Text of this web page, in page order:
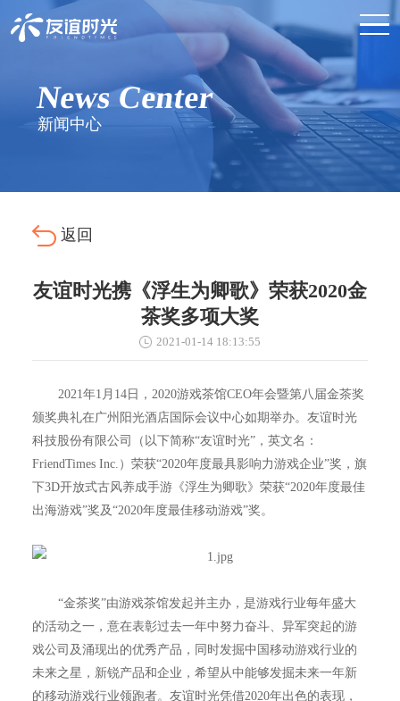
News Center
新闻中心
返回
友谊时光携《浮生为卿歌》荣获2020金
茶奖多项大奖
2021-01-14 18:13:55
2021年1月14日，2020游戏茶馆CEO年会暨第八届金茶奖
颁奖典礼在广州阳光酒店国际会议中心如期举办。友谊时光
科技股份有限公司（以下简称“友谊时光”，英文名：
FriendTimes Inc.）荣获“2020年度最具影响力游戏企业”奖，旗
下3D开放式古风养成手游《浮生为卿歌》荣获“2020年度最佳
出海游戏”奖及“2020年度最佳移动游戏”奖。
“金茶奖”由游戏茶馆发起并主办，是游戏行业每年盛大
的活动之一，意在表彰过去一年中努力奋斗、异军突起的游
戏公司及涌现出的优秀产品，同时发掘中国移动游戏行业的
未来之星，新锐产品和企业，希望从中能够发掘未来一年新
的移动游戏行业领跑者。友谊时光凭借2020年出色的表现，